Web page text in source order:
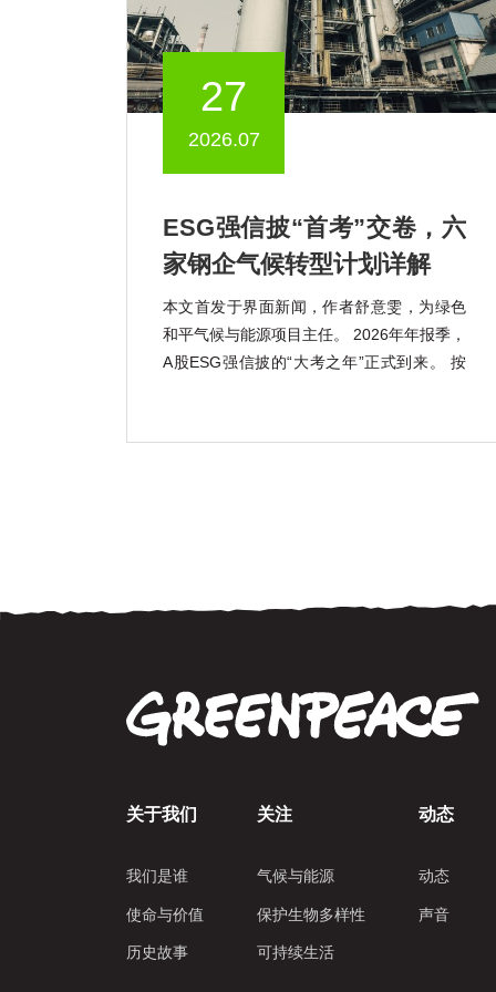
27
2026.07
ESG强信披“首考”交卷，六
家钢企气候转型计划详解
本文首发于界面新闻，作者舒意雯，为绿色
和平气候与能源项目主任。 2026年年报季，
A股ESG强信披的“大考之年”正式到来。 按
份(600010.SH)、鞍钢股份(000898.SZ)、马
关于我们
我们是谁
使命与价值
历史故事
关注
气候与能源
保护生物多样性
可持续生活
动态
动态
声音